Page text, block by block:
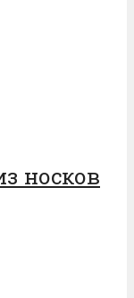
носков